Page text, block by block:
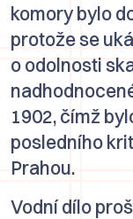
komory bylo
protože se
o odolnosti
1902, čímž
posledního
Prahou.
Vodní dílo